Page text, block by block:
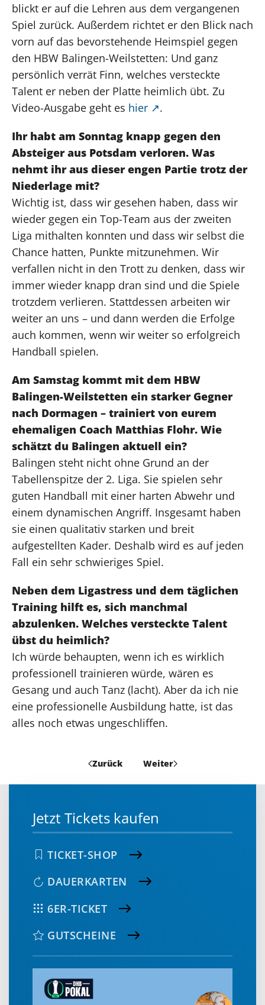
blickt er auf die Lehren aus dem vergangenen
Spiel zurück. Außerdem richtet er den Blick nach
vorn auf das bevorstehende Heimspiel gegen
den HBW Balingen-Weilstetten: Und ganz
persönlich verrät Finn, welches versteckte
Talent er neben der Platte heimlich übt. Zu
Video-Ausgabe geht es hier
.
Ihr habt am Sonntag knapp gegen den
Absteiger aus Potsdam verloren. Was
nehmt ihr aus dieser engen Partie trotz der
Niederlage mit?
Wichtig ist, dass wir gesehen haben, dass wir
wieder gegen ein Top-Team aus der zweiten
Liga mithalten konnten und dass wir selbst die
Chance hatten, Punkte mitzunehmen. Wir
verfallen nicht in den Trott zu denken, dass wir
immer wieder knapp dran sind und die Spiele
trotzdem verlieren. Stattdessen arbeiten wir
weiter an uns – und dann werden die Erfolge
auch kommen, wenn wir weiter so erfolgreich
Handball spielen.
Am Samstag kommt mit dem HBW
Balingen-Weilstetten ein starker Gegner
nach Dormagen – trainiert von eurem
ehemaligen Coach Matthias Flohr. Wie
schätzt du Balingen aktuell ein?
Balingen steht nicht ohne Grund an der
Tabellenspitze der 2. Liga. Sie spielen sehr
guten Handball mit einer harten Abwehr und
einem dynamischen Angriff. Insgesamt haben
sie einen qualitativ starken und breit
aufgestellten Kader. Deshalb wird es auf jeden
Fall ein sehr schwieriges Spiel.
Neben dem Ligastress und dem täglichen
Training hilft es, sich manchmal
abzulenken. Welches versteckte Talent
übst du heimlich?
Ich würde behaupten, wenn ich es wirklich
professionell trainieren würde, wären es
Gesang und auch Tanz (lacht). Aber da ich nie
eine professionelle Ausbildung hatte, ist das
alles noch etwas ungeschliffen.
Zurück Weiter
Jetzt Tickets kaufen
TICKET-SHOP
DAUERKARTEN
6ER-TICKET
GUTSCHEINE